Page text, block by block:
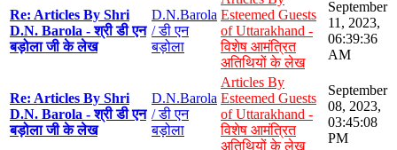
Re: Articles By Shri
D.N. Barola - श्री डी एन
बड़ोला जी के लेख
D.N.Barola
/ डी एन
बड़ोला
Esteemed Guests
of Uttarakhand -
विशेष आमंत्रित
अतिथियों के लेख
September
11, 2023,
06:39:36
AM
Re: Articles By Shri
D.N. Barola - श्री डी एन
बड़ोला जी के लेख
D.N.Barola
/ डी एन
बड़ोला
Articles By
Esteemed Guests
of Uttarakhand -
विशेष आमंत्रित
अतिथियों के लेख
September
08, 2023,
03:45:08
PM